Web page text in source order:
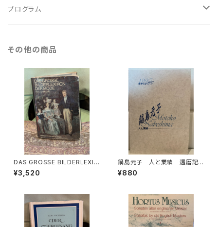
ルネサンス
古楽以外
古楽
プログラム
古楽以外
その他の商品
DAS GROSSE BILDERLEXIK
ON DER MODE【著者：Ludmil
a Kybalová, Olga Herbeno
¥3,520
鍋島元子 人と業績 還暦記
念1997【編集：古楽研究会 Ori
go et Practica 年譜作成委員
¥880